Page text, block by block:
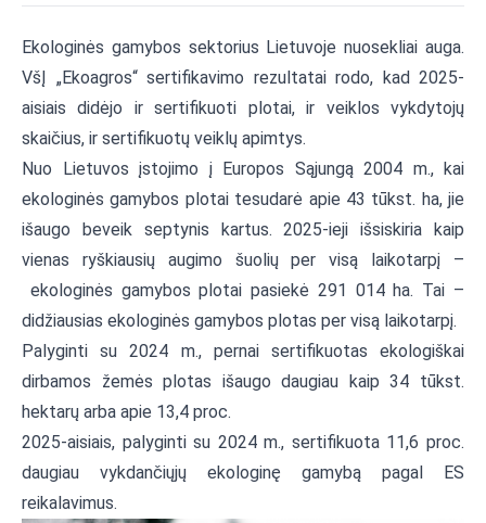
Ekologinės gamybos sektorius Lietuvoje nuosekliai auga.
VšĮ „Ekoagros“ sertifikavimo rezultatai rodo, kad 2025-
aisiais didėjo ir sertifikuoti plotai, ir veiklos vykdytojų
skaičius, ir sertifikuotų veiklų apimtys.
Nuo Lietuvos įstojimo į Europos Sąjungą 2004 m., kai
ekologinės gamybos plotai tesudarė apie 43 tūkst. ha, jie
išaugo beveik septynis kartus. 2025-ieji išsiskiria kaip
vienas ryškiausių augimo šuolių per visą laikotarpį –
ekologinės gamybos plotai pasiekė 291 014 ha. Tai –
didžiausias ekologinės gamybos plotas per visą laikotarpį.
Palyginti su 2024 m., pernai sertifikuotas ekologiškai
dirbamos žemės plotas išaugo daugiau kaip 34 tūkst.
hektarų arba apie 13,4 proc.
2025-aisiais, palyginti su 2024 m., sertifikuota 11,6 proc.
daugiau vykdančiųjų ekologinę gamybą pagal ES
reikalavimus.